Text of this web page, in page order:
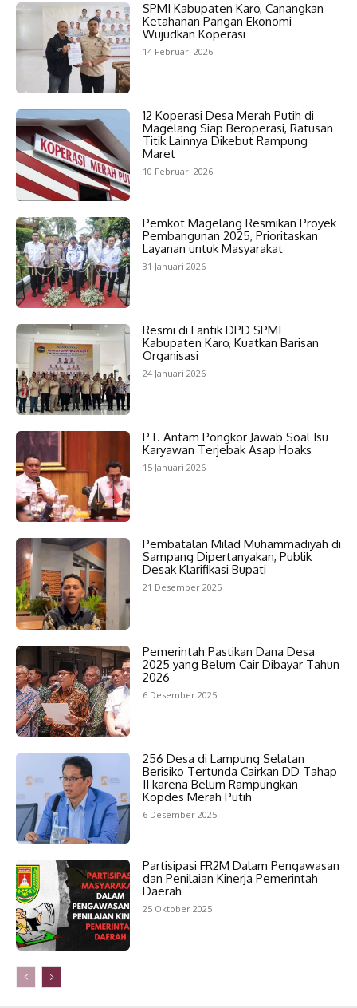
SPMI Kabupaten Karo, Canangkan
Ketahanan Pangan Ekonomi
Wujudkan Koperasi
14 Februari 2026
12 Koperasi Desa Merah Putih di
Magelang Siap Beroperasi, Ratusan
Titik Lainnya Dikebut Rampung
Maret
10 Februari 2026
Pemkot Magelang Resmikan Proyek
Pembangunan 2025, Prioritaskan
Layanan untuk Masyarakat
31 Januari 2026
Resmi di Lantik DPD SPMI
Kabupaten Karo, Kuatkan Barisan
Organisasi
24 Januari 2026
PT. Antam Pongkor Jawab Soal Isu
Karyawan Terjebak Asap Hoaks
15 Januari 2026
Pembatalan Milad Muhammadiyah di
Sampang Dipertanyakan, Publik
Desak Klarifikasi Bupati
21 Desember 2025
Pemerintah Pastikan Dana Desa
2025 yang Belum Cair Dibayar Tahun
2026
6 Desember 2025
256 Desa di Lampung Selatan
Berisiko Tertunda Cairkan DD Tahap
II karena Belum Rampungkan
Kopdes Merah Putih
6 Desember 2025
Partisipasi FR2M Dalam Pengawasan
dan Penilaian Kinerja Pemerintah
Daerah
25 Oktober 2025